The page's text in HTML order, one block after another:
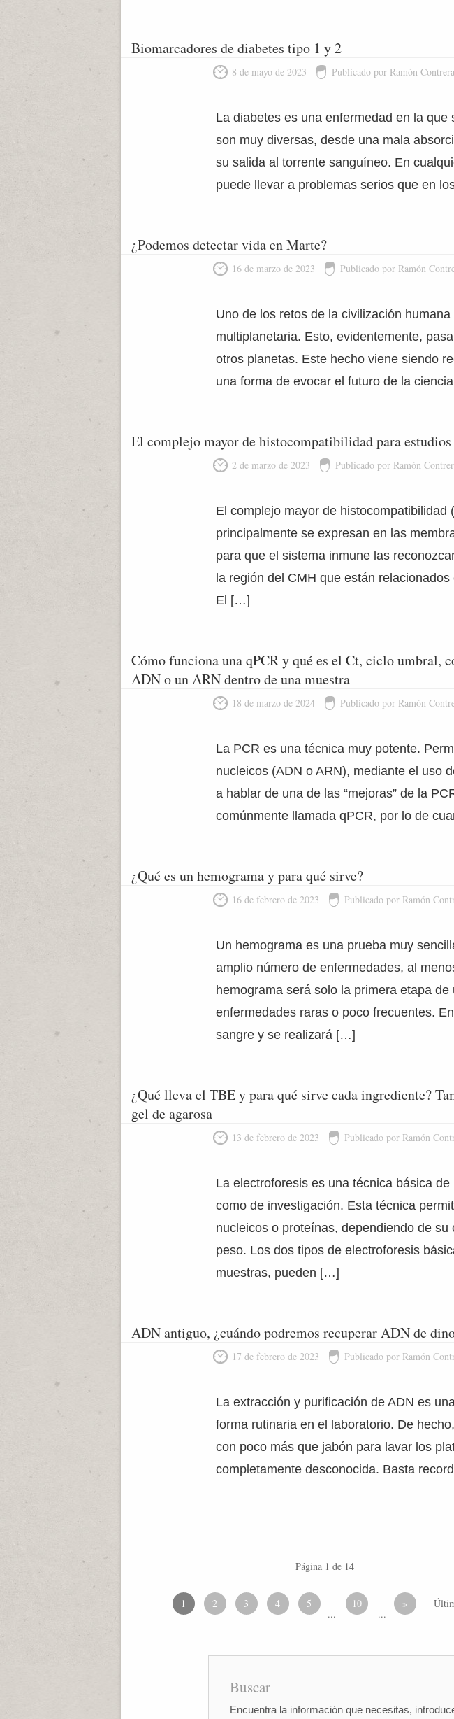
Biomarcadores de diabetes tipo 1 y 2
8 de mayo de 2023 Publicado por Ramón
La diabetes es una enfermedad en la
son muy diversas, desde una mala
su salida al torrente sanguíneo. En
puede llevar a problemas serios que en
¿Podemos detectar vida en Marte?
16 de marzo de 2023 Publicado por Ramón
Uno de los retos de la civilización
multiplanetaria. Esto, evidentemente,
otros planetas. Este hecho viene siendo
una forma de evocar el futuro de la
El complejo mayor de histocompatibilidad para
2 de marzo de 2023 Publicado por Ramón
El complejo mayor de
principalmente se expresan en las
para que el sistema inmune las
la región del CMH que están
El […]
Cómo funciona una qPCR y qué es el Ct, ciclo umbral,
ADN o un ARN dentro de una muestra
18 de marzo de 2024 Publicado por Ramón
La PCR es una técnica muy potente.
nucleicos (ADN o ARN), mediante el uso
a hablar de una de las “mejoras” de la
comúnmente llamada qPCR, por lo de
¿Qué es un hemograma y para qué sirve?
16 de febrero de 2023 Publicado por Ramón
Un hemograma es una prueba muy
amplio número de enfermedades, al
hemograma será solo la primera etapa
enfermedades raras o poco frecuentes.
sangre y se realizará […]
¿Qué lleva el TBE y para qué sirve cada ingrediente?
gel de agarosa
13 de febrero de 2023 Publicado por Ramón
La electroforesis es una técnica básica
como de investigación. Esta técnica
nucleicos o proteínas, dependiendo de
peso. Los dos tipos de electroforesis
muestras, pueden […]
ADN antiguo, ¿cuándo podremos recuperar ADN de
17 de febrero de 2023 Publicado por Ramón
La extracción y purificación de ADN es
forma rutinaria en el laboratorio. De
con poco más que jabón para lavar los
completamente desconocida. Basta
Página 1 de 14
1 2 3 4 5
...
10
...
»
Buscar
Encuentra la información que necesitas,